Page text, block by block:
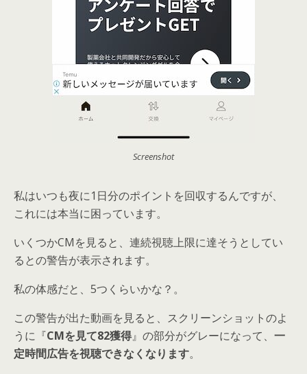
Screenshot
私はいつも夜に1日分のポイントを回収するんですが、
これには本当に困っています。
いくつかCMを見ると、連続視聴上限に達そうとしてい
るとの警告が表示されます。
私の体感だと、5つくらいかな？。
この警告が出た動画を見ると、スクリーンショットのよ
うに『CMを見て82獲得』の部分がグレーになって、 一
定時間広告を視聴できなくなります。